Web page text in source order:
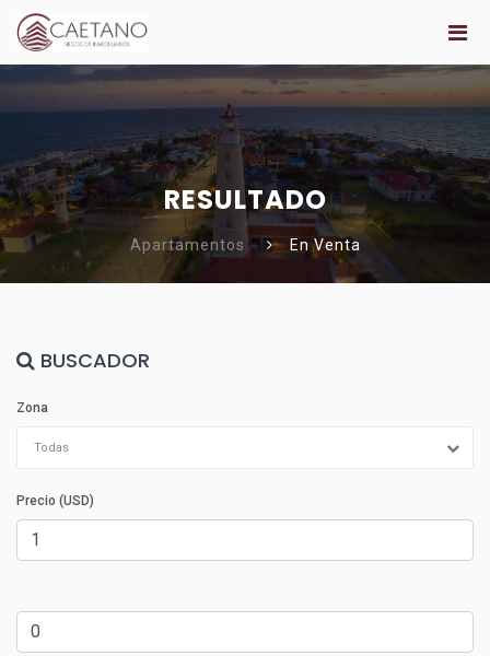
RESULTADO
Apartamentos En Venta
BUSCADOR
Zona
Todas
Precio (USD)